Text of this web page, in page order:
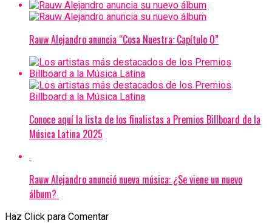
Rauw Alejandro anuncia “Cosa Nuestra: Capítulo 0”
Conoce aquí la lista de los finalistas a Premios Billboard de la
Música Latina 2025
Rauw Alejandro anunció nueva música: ¿Se viene un nuevo
álbum?
Haz Click para Comentar